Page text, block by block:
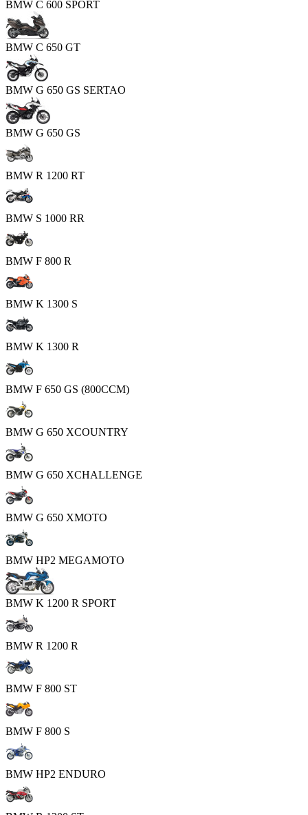
BMW C 600 SPORT
BMW C 650 GT
BMW G 650 GS SERTAO
BMW G 650 GS
BMW R 1200 RT
BMW S 1000 RR
BMW F 800 R
BMW K 1300 S
BMW K 1300 R
BMW F 650 GS (800CCM)
BMW G 650 XCOUNTRY
BMW G 650 XCHALLENGE
BMW G 650 XMOTO
BMW HP2 MEGAMOTO
BMW K 1200 R SPORT
BMW R 1200 R
BMW F 800 ST
BMW F 800 S
BMW HP2 ENDURO